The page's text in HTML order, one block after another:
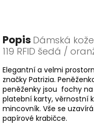
Popis Dámská
119 RFID šedá /
Elegantní a velmi
značky Patrizia.
peněženky jsou fochy
platební karty, věrnostní
mincovník. Vše se
papírové krabičce.